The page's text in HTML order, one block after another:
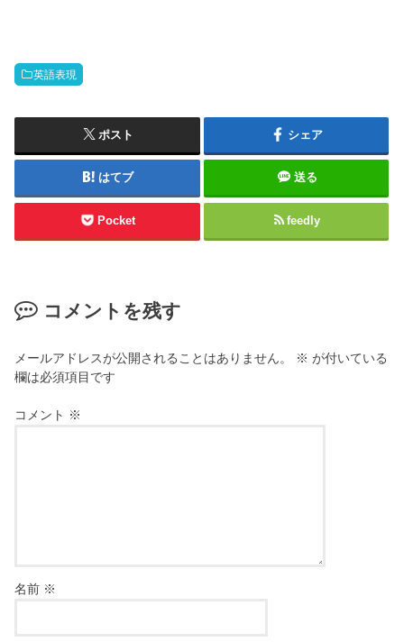
英語表現
ポスト シェア
はてブ 送る
Pocket feedly
コメントを残す
メールアドレスが公開されることはありません。 ※ が付いている
欄は必須項目です
コメント ※
名前 ※